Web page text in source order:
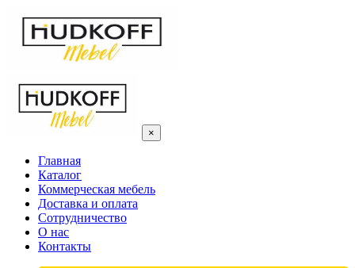
×
Главная
Каталог
Коммерческая мебель
Доставка и оплата
Сотрудничество
О нас
Контакты